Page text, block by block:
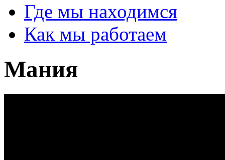
Где мы находимся
Как мы работаем
Мания